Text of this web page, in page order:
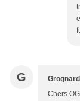
G Grognard
Chers